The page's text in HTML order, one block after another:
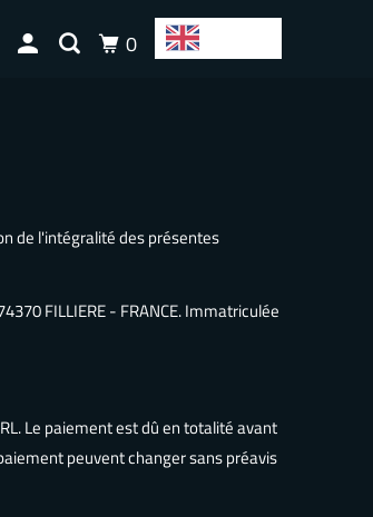
0
de l'intégralité des présentes
FILLIERE - FRANCE. Immatriculée
Le paiement est dû en totalité avant
peuvent changer sans préavis